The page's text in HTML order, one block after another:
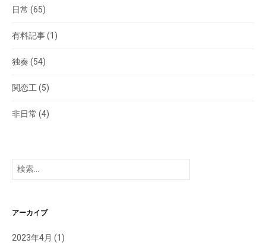
日常 (65)
有料記事(1)
独奏 (54)
関恋工 (5)
非日常 (4)
検
索:
アーカイブ
2023年4月 (1)